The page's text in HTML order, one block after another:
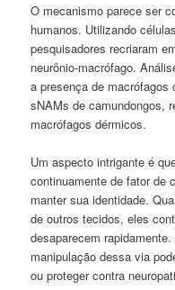
O mecanismo parece ser
humanos. Utilizando
pesquisadores recriaram
neurônio-macrófago.
a presença de
sNAMs de camundongos,
macrófagos dérmicos.
Um aspecto intrigante é
continuamente de fator de
manter sua identidade.
de outros tecidos, eles
desaparecem
manipulação dessa via
ou proteger contra